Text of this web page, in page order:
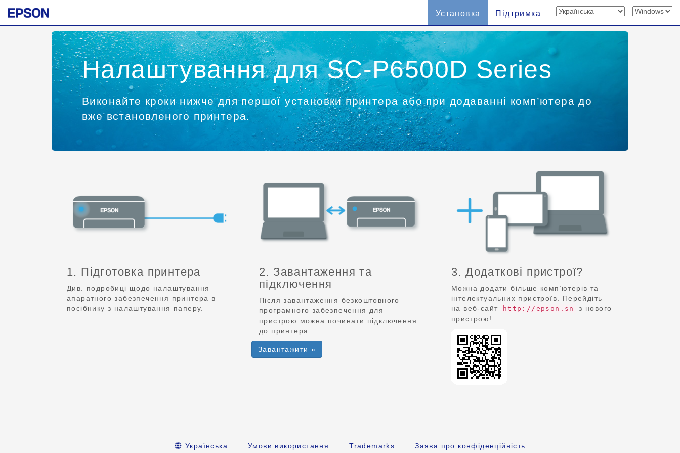
Установка Підтримка
Налаштування для SC-P6500D Series
Виконайте кроки нижче для першої установки принтера або при додаванні комп’ютера до
вже встановленого принтера.
1. Підготовка принтера
Див. подробиці щодо налаштування
апаратного забезпечення принтера в
посібнику з налаштування паперу.
2. Завантаження та
підключення
Після завантаження безкоштовного
програмного забезпечення для
пристрою можна починати підключення
до принтера.
Завантажити »
3. Додаткові пристрої?
Можна додати більше комп’ютерів та
інтелектуальних пристроїв. Перейдіть
на веб-сайт
http://epson.sn
з нового
пристрою!
Українська Умови використання Trademarks Заява про конфіденційність